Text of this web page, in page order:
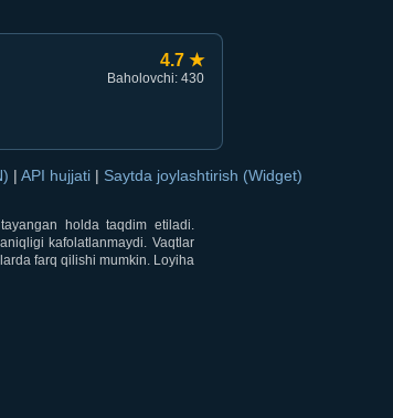
4.7 ★
Baholovchi: 430
| API hujjati | Saytda joylashtirish (Widget)
holda taqdim etiladi.
kafolatlanmaydi. Vaqtlar
farq qilishi mumkin. Loyiha